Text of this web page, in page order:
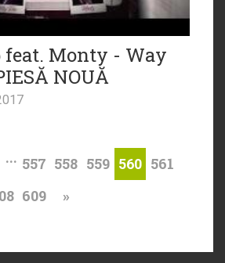
feat. Monty - Way
NOUĂ
... 557 558 559 560 561
609 »